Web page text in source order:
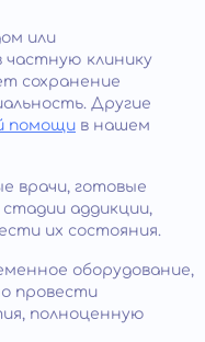
или
клинику
сохранение
Другие
помощи в нашем
готовые
аддикции,
их состояния.
оборудование,
провести
полноценную